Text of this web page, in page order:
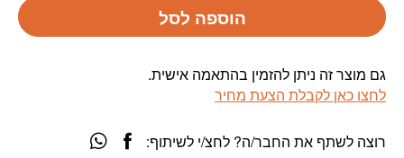
הוספה לסל
גם מוצר זה ניתן להזמין בהתאמה אישית.
לחצו כאן לקבלת הצעת מחיר
רוצה לשתף את החבר/ה? לחצ/י לשיתוף: